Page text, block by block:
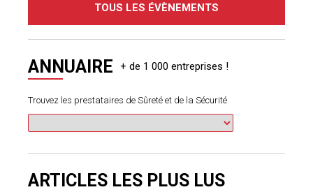
TOUS LES ÉVÈNEMENTS
ANNUAIRE
Trouvez les prestataires de Sûreté et de la Sécurité
ARTICLES LES PLUS LUS